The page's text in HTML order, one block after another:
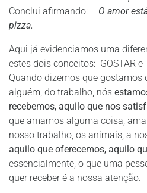
Conclui afirmando: – O amor
pizza.
Aqui já evidenciamos uma
estes dois conceitos: GOSTAR e
Quando dizemos que gostamos
alguém, do trabalho, nós
recebemos, aquilo que nos
que amamos alguma coisa,
nosso trabalho, os animais, a
aquilo que oferecemos, aquilo
essencialmente, o que uma
quer receber é a nossa atenção.